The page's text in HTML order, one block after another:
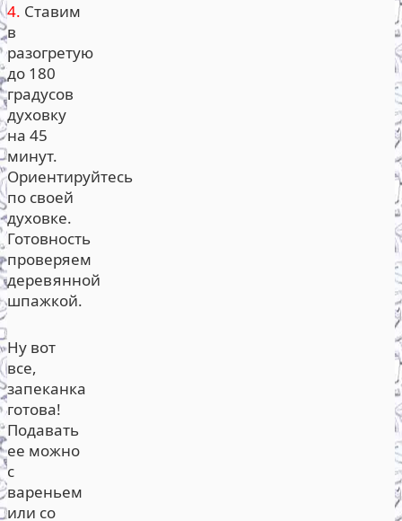
4. Ставим
в
разогретую
до 180
градусов
духовку
на 45
минут.
Ориентируйтесь
по своей
духовке.
Готовность
проверяем
деревянной
шпажкой.
Ну вот
все,
запеканка
готова!
Подавать
ее можно
с
вареньем
или со